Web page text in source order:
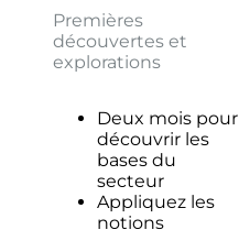
Premières
découvertes et
explorations
Deux mois pour
découvrir les
bases du
secteur
Appliquez les
notions